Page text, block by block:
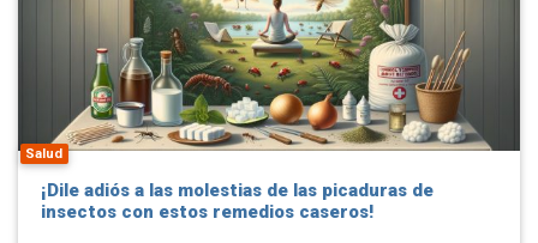
Salud
¡Dile adiós a las molestias de las picaduras de
insectos con estos remedios caseros!